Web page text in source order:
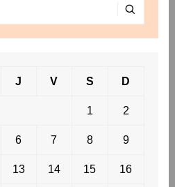
J V S D
1 2
6 7 8 9
13 14 15 16